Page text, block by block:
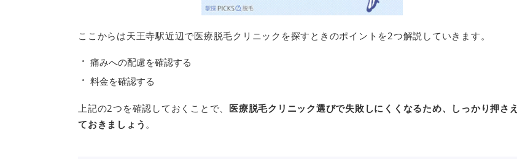
ここからは天王寺駅近辺で医療脱毛クリニックを探すときのポイントを2つ解説していきます。
痛みへの配慮を確認する
料金を確認する
上記の2つを確認しておくことで、 医療脱毛クリニック選びで失敗しにくくなるため、しっかり押さえ
ておきましょう 。